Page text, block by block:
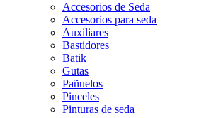
Accesorios de Seda
Accesorios para seda
Auxiliares
Bastidores
Batik
Gutas
Pañuelos
Pinceles
Pinturas de seda